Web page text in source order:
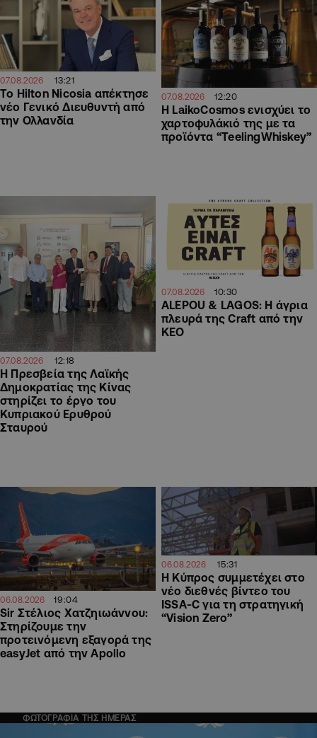
07.08.2026 13:21
Το Hilton Nicosia απέκτησε
νέο Γενικό Διευθυντή από
την Ολλανδία
07.08.2026 12:20
Η LaikoCosmos ενισχύει το
χαρτοφυλάκιό της με τα
προϊόντα “TeelingWhiskey”
07.08.2026 12:18
Η Πρεσβεία της Λαϊκής
Δημοκρατίας της Κίνας
στηρίζει το έργο του
Κυπριακού Ερυθρού
Σταυρού
07.08.2026 10:30
ALEPOU & LAGOS: Η άγρια
πλευρά της Craft από την
ΚΕΟ
06.08.2026 19:04
Sir Στέλιος Χατζηιωάννου:
Στηρίζουμε την
προτεινόμενη εξαγορά της
easyJet από την Apollo
06.08.2026 15:31
Η Κύπρος συμμετέχει στο
νέο διεθνές βίντεο του
ISSA-C για τη στρατηγική
“Vision Zero”
ΦΩΤΟΓΡΑΦΙΑ ΤΗΣ ΗΜΕΡΑΣ